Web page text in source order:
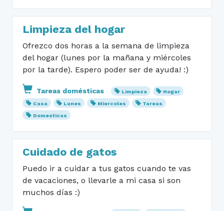
Limpieza del hogar
Ofrezco dos horas a la semana de limpieza
del hogar (lunes por la mañana y miércoles
por la tarde). Espero poder ser de ayuda! :)
Tareas domésticas Limpieza
Hogar
Casa
Lunes Miercoles
Tareas
Domesticas
Cuidado de gatos
Puedo ir a cuidar a tus gatos cuando te vas
de vacaciones, o llevarle a mi casa si son
muchos días :)